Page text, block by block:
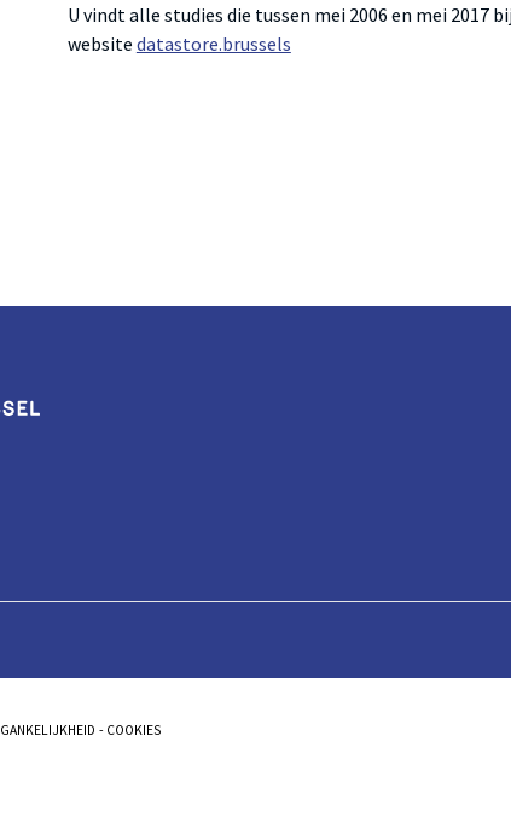
U vindt alle studies die tussen mei 2006 en mei 2017
website datastore.brussels
COOKIES